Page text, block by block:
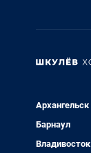
Архангельск
Барнаул
Владивосток